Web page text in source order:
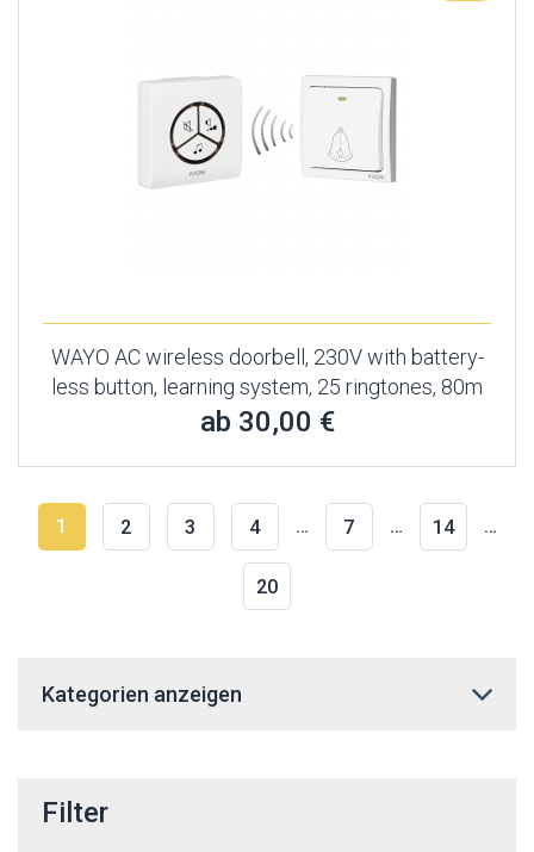
WAYO AC wireless doorbell, 230V with battery-
less button, learning system, 25 ringtones, 80m
ab 30,00 €
1 2 3 4 … 7 … 14 …
20
Kategorien anzeigen
Filter